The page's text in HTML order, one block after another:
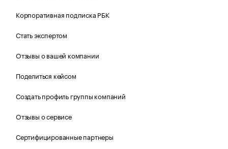
Корпоративная подписка РБК
Стать экспертом
Отзывы о вашей компании
Поделиться кейсом
Создать профиль группы компаний
Отзывы о сервисе
Сертифицированные партнеры